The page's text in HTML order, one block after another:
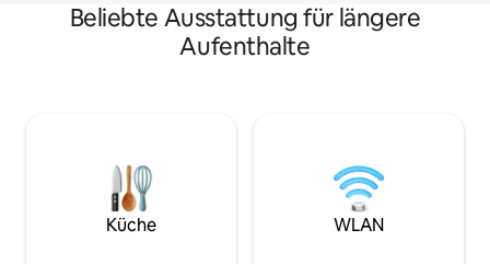
Beliebte Ausstattung für längere
Aufenthalte
Küche WLAN